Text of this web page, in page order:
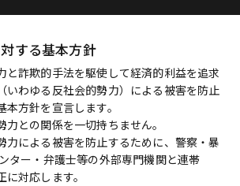
する基本方針
と詐欺的手法を駆使して経済的利益を追求
いわゆる反社会的勢力）による被害を防止
方針を宣言します。
との関係を一切持ちません。
力による被害を防止するために、警察・暴
ター・弁護士等の外部専門機関と連帯
対応します。